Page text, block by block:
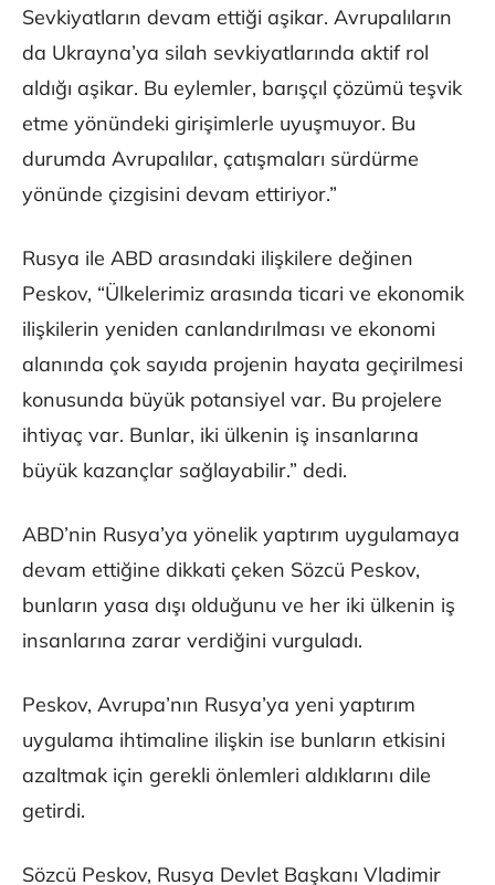
Sevkiyatların devam ettiği aşikar. Avrupalıların
da Ukrayna’ya silah sevkiyatlarında aktif rol
aldığı aşikar. Bu eylemler, barışçıl çözümü teşvik
etme yönündeki girişimlerle uyuşmuyor. Bu
durumda Avrupalılar, çatışmaları sürdürme
yönünde çizgisini devam ettiriyor.”
Rusya ile ABD arasındaki ilişkilere değinen
Peskov, “Ülkelerimiz arasında ticari ve ekonomik
ilişkilerin yeniden canlandırılması ve ekonomi
alanında çok sayıda projenin hayata geçirilmesi
konusunda büyük potansiyel var. Bu projelere
ihtiyaç var. Bunlar, iki ülkenin iş insanlarına
büyük kazançlar sağlayabilir.” dedi.
ABD’nin Rusya’ya yönelik yaptırım uygulamaya
devam ettiğine dikkati çeken Sözcü Peskov,
bunların yasa dışı olduğunu ve her iki ülkenin iş
insanlarına zarar verdiğini vurguladı.
Peskov, Avrupa’nın Rusya’ya yeni yaptırım
uygulama ihtimaline ilişkin ise bunların etkisini
azaltmak için gerekli önlemleri aldıklarını dile
getirdi.
Sözcü Peskov, Rusya Devlet Başkanı Vladimir